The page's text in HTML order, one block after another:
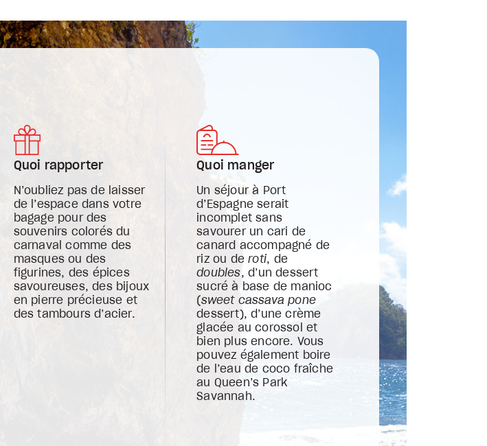
Quoi rapporter
N’oubliez pas de laisser
de l’espace dans votre
bagage pour des
souvenirs colorés du
carnaval comme des
masques ou des
figurines, des épices
savoureuses, des bijoux
en pierre précieuse et
des tambours d’acier.
Quoi manger
Un séjour à Port
d’Espagne serait
incomplet sans
savourer un cari de
canard accompagné de
riz ou deroti, de
doubles, d’un dessert
sucré à base de manioc
(sweet cassava pone
dessert), d’une crème
glacée au corossol et
bien plus encore. Vous
pouvez également boire
de l’eau de coco fraîche
au Queen’s Park
Savannah.